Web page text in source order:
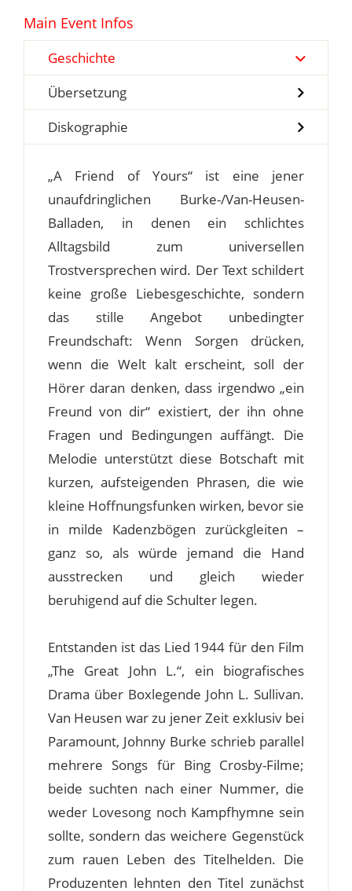
Main Event Infos
Geschichte
Übersetzung
Diskographie
„A Friend of Yours“ ist eine jener
unaufdringlichen Burke-/Van-Heusen-
Balladen, in denen ein schlichtes
Alltagsbild zum universellen
Trostversprechen wird. Der Text schildert
keine große Liebesgeschichte, sondern
das stille Angebot unbedingter
Freundschaft: Wenn Sorgen drücken,
wenn die Welt kalt erscheint, soll der
Hörer daran denken, dass irgendwo „ein
Freund von dir“ existiert, der ihn ohne
Fragen und Bedingungen auffängt. Die
Melodie unterstützt diese Botschaft mit
kurzen, aufsteigenden Phrasen, die wie
kleine Hoffnungsfunken wirken, bevor sie
in milde Kadenzbögen zurückgleiten –
ganz so, als würde jemand die Hand
ausstrecken und gleich wieder
beruhigend auf die Schulter legen.
Entstanden ist das Lied 1944 für den Film
„The Great John L.“, ein biografisches
Drama über Boxlegende John L. Sullivan.
Van Heusen war zu jener Zeit exklusiv bei
Paramount, Johnny Burke schrieb parallel
mehrere Songs für Bing Crosby-Filme;
beide suchten nach einer Nummer, die
weder Lovesong noch Kampfhymne sein
sollte, sondern das weichere Gegenstück
zum rauen Leben des Titelhelden. Die
Produzenten lehnten den Titel zunächst